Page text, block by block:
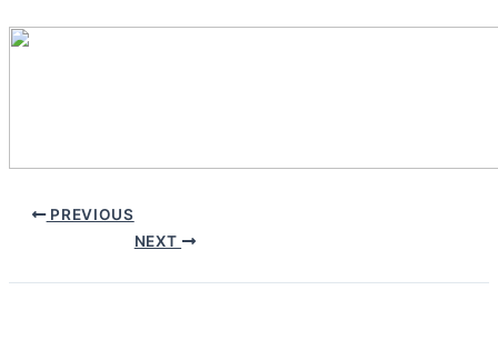
PREVIOUS
NEXT